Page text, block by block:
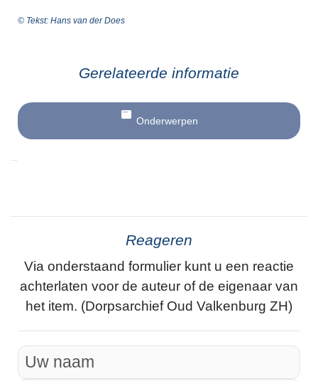
© Tekst: Hans van der Does
Gerelateerde informatie
Onderwerpen
Reageren
Via onderstaand formulier kunt u een reactie
achterlaten voor de auteur of de eigenaar van
het item. (Dorpsarchief Oud Valkenburg ZH)